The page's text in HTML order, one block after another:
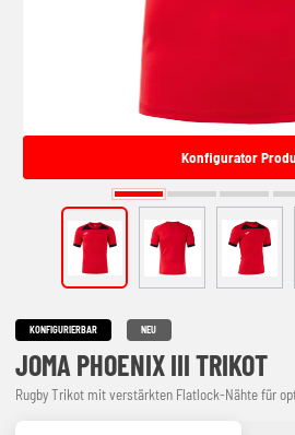
Konfigurator
KONFIGURIERBAR NEU
JOMA PHOENIX III TRIKOT
Rugby Trikot mit verstärkten Flatlock-Nähte für